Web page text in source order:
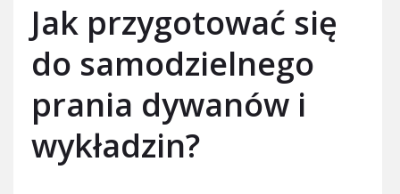
Jak przygotować się
do samodzielnego
prania dywanów i
wykładzin?